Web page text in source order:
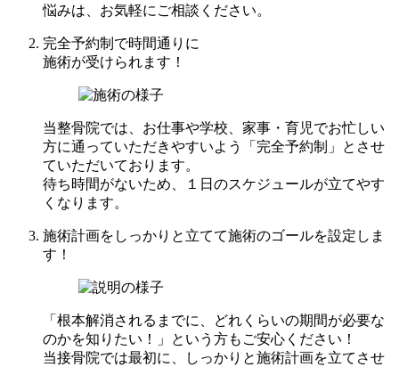
悩みは、お気軽にご相談ください。
完全予約制で時間通りに
施術が受けられます！
当整骨院では、お仕事や学校、家事・育児でお忙しい
方に通っていただきやすいよう「完全予約制」とさせ
ていただいております。
待ち時間がないため、１日のスケジュールが立てやす
くなります。
施術計画をしっかりと立てて施術のゴールを設定しま
す！
「根本解消されるまでに、どれくらいの期間が必要な
のかを知りたい！」という方もご安心ください！
当接骨院では最初に、しっかりと施術計画を立てさせ